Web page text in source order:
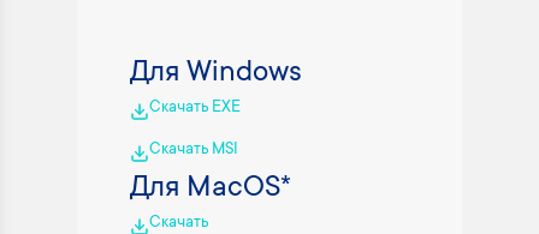
Для Windows
Скачать EXE
Скачать MSI
Для MacOS*
Скачать